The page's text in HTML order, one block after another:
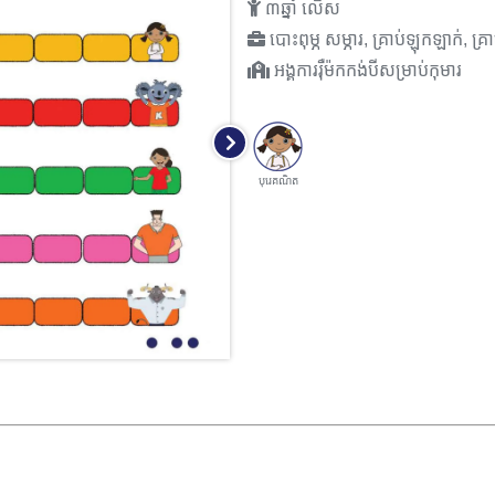
៣ឆ្នាំ លើស
បោះពុម្ភ សម្ភារ, គ្រាប់ឡុកឡាក់, គ្រ
អង្គការរុឺម៉កកង់បីសម្រាប់កុមារ
បុរេគណិត